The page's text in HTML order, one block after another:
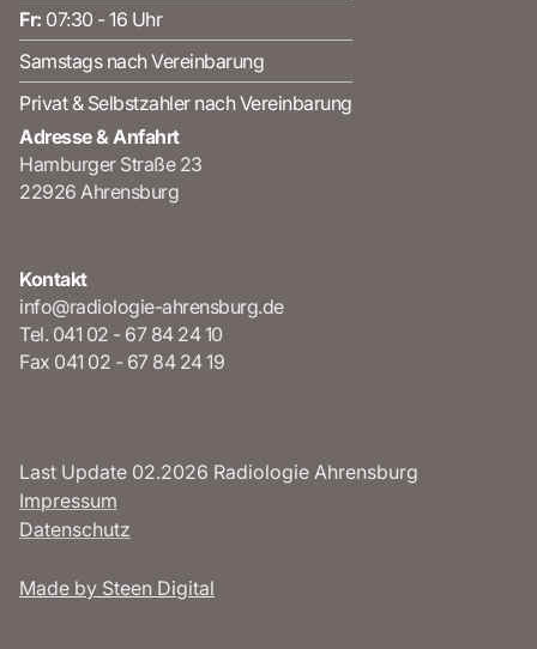
Fr: 07:30 - 16 Uhr
Samstags nach Vereinbarung
Privat & Selbstzahler nach Vereinbarung
Adresse & Anfahrt
Hamburger Straße 23
22926 Ahrensburg
Kontakt
info@radiologie-ahrensburg.de
Tel. 041 02 - 67 84 24 10
Fax 041 02 - 67 84 24 19
Last Update 02.2026 Radiologie Ahrensburg
Impressum
Datenschutz
Made by Steen Digital